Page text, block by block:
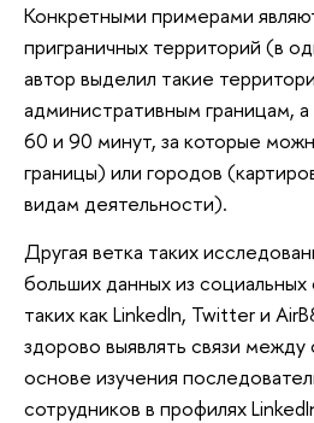
Конкретными примерами
приграничных территорий (в
автор выделил такие
административным границам,
60 и 90 минут, за которые
границы) или городов
видам деятельности).
Другая ветка таких
больших данных из
таких как LinkedIn, Twitter и
здорово выявлять связи между
основе изучения
сотрудников в профилях